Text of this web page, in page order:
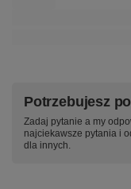
Potrzebujesz
Zadaj pytanie a my
najciekawsze pytania i
dla innych.